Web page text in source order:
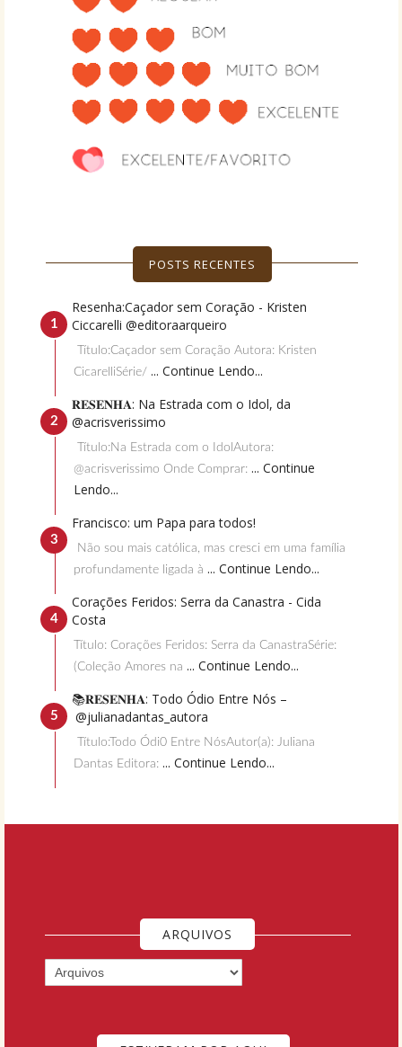
POSTS RECENTES
Resenha:Caçador sem Coração - Kristen
Ciccarelli @editoraarqueiro
Título:Caçador sem Coração Autora: Kristen
CicarelliSérie/ ... Continue Lendo...
𝐑𝐄𝐒𝐄𝐍𝐇𝐀: Na Estrada com o Idol, da
@acrisverissimo
Título:Na Estrada com o IdolAutora:
@acrisverissimo Onde Comprar: ... Continue
Lendo...
Francisco: um Papa para todos!
Não sou mais católica, mas cresci em uma família
profundamente ligada à ... Continue Lendo...
Corações Feridos: Serra da Canastra - Cida
Costa
Título: Corações Feridos: Serra da CanastraSérie:
(Coleção Amores na ... Continue Lendo...
📚𝐑𝐄𝐒𝐄𝐍𝐇𝐀: Todo Ódio Entre Nós –
@julianadantas_autora
Título:Todo Ódi0 Entre NósAutor(a): Juliana
Dantas Editora: ... Continue Lendo...
ARQUIVOS